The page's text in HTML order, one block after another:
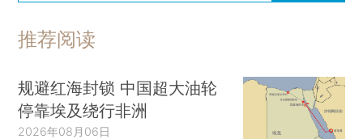
推荐阅读
规避红海封锁 中国超大油轮
停靠埃及绕行非洲
2026年08月06日